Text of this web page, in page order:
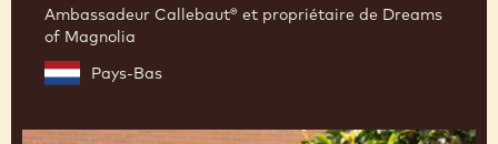
Ambassadeur Callebaut® et propriétaire de Dreams
of Magnolia
Pays-Bas